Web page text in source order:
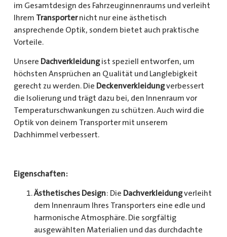
im Gesamtdesign des Fahrzeuginnenraums und verleiht
Ihrem Transporternicht nur eine ästhetisch
ansprechende Optik, sondern bietet auch praktische
Vorteile.
Unsere Dachverkleidungist speziell entworfen, um
höchsten Ansprüchen an Qualität und Langlebigkeit
gerecht zu werden. Die Deckenverkleidungverbessert
die Isolierung und trägt dazu bei, den Innenraum vor
Temperaturschwankungen zu schützen. Auch wird die
Optik von deinem Transporter mit unserem
Dachhimmel verbessert.
Eigenschaften:
Ästhetisches Design: Die Dachverkleidungverleiht
dem Innenraum Ihres Transporters eine edle und
harmonische Atmosphäre. Die sorgfältig
ausgewählten Materialien und das durchdachte